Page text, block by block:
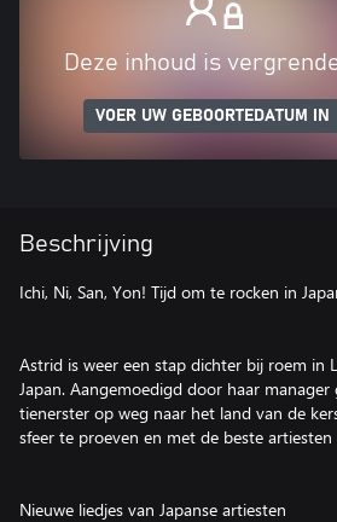
Deze inhoud is
VOER UW GEBOORTEDATUM IN
Beschrijving
Ichi, Ni, San, Yon! Tijd om te rocken in
Astrid is weer een stap dichter bij roem in
Japan. Aangemoedigd door haar
tienerster op weg naar het land van de
sfeer te proeven en met de beste
Nieuwe liedjes van Japanse artiesten